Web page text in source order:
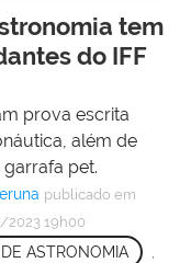
tem
do IFF
prova escrita
além de
pet.
publicado em
19h00
ASTRONOMIA